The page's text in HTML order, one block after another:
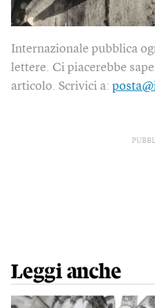
Internazionale pubblica
lettere. Ci piacerebbe
articolo. Scrivici a:
Leggi anche